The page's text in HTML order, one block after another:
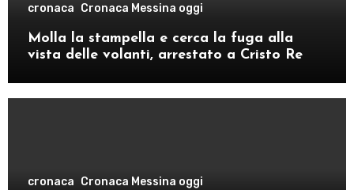
cronaca Cronaca Messina oggi
Molla la stampella e cerca la fuga alla
vista delle volanti, arrestato a Cristo Re
cronaca Cronaca Messina oggi